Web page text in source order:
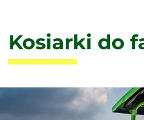
Kosiarki do